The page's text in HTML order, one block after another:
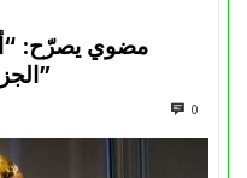
مضوي يصرّح:
الجزائرية في المسابقات القارية”
0